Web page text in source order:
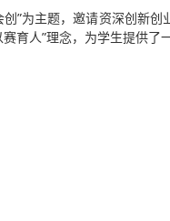
创”为主题，邀请资深创新
育人”理念，为学生提供